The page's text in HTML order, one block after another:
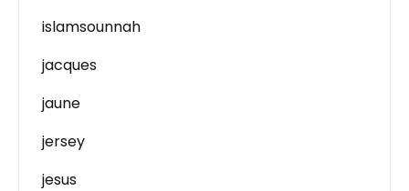
islamsounnah
jacques
jaune
jersey
jesus